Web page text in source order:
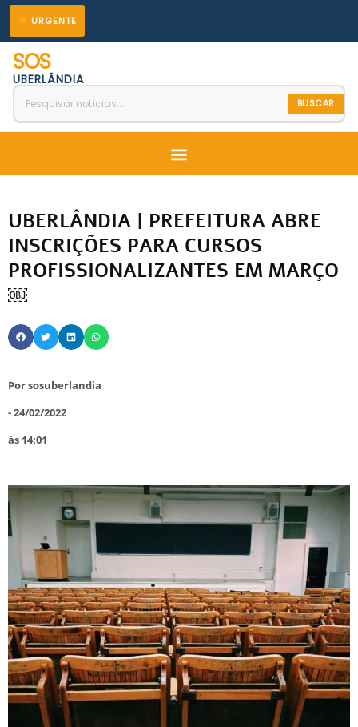
para
conteúdo
URGENTE
SOS
UBERLÂNDIA
BUSCAR
Menu
UBERLÂNDIA | PREFEITURA ABRE
INSCRIÇÕES PARA CURSOS
PROFISSIONALIZANTES EM MARÇO
￼
Porsosuberlandia
-24/02/2022
às 14:01